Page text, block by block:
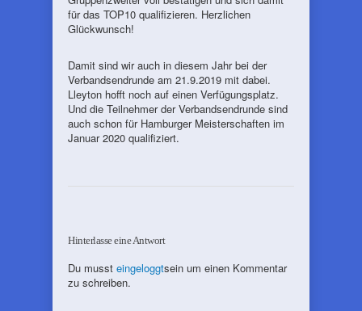
für das TOP10 qualifizieren. Herzlichen
Glückwunsch!
Damit sind wir auch in diesem Jahr bei der
Verbandsendrunde am 21.9.2019 mit dabei.
Lleyton hofft noch auf einen Verfügungsplatz.
Und die Teilnehmer der Verbandsendrunde sind
auch schon für Hamburger Meisterschaften im
Januar 2020 qualifiziert.
Hinterlasse eine Antwort
Du musst eingeloggtsein um einen Kommentar
zu schreiben.